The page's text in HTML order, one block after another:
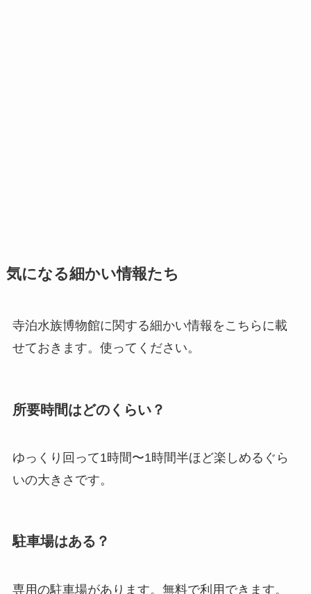
気になる細かい情報たち
寺泊水族博物館に関する細かい情報をこちらに載
せておきます。使ってください。
所要時間はどのくらい？
ゆっくり回って1時間〜1時間半ほど楽しめるぐら
いの大きさです。
駐車場はある？
専用の駐車場があります。無料で利用できます。